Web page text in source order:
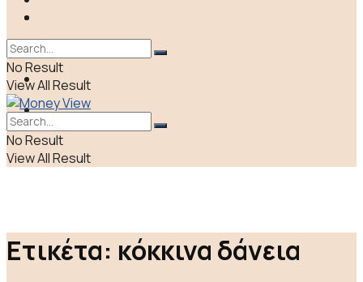
ΕΛΛΑΔΑ
ΑΠΟΨΕΙΣ
LIFE & CULTURE
No Result
View All Result
No Result
View All Result
Ετικέτα: κόκκινα δάνεια